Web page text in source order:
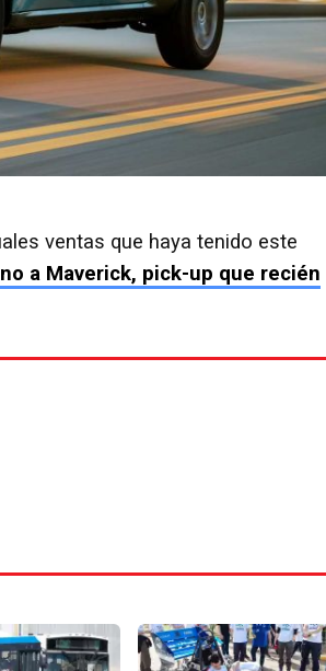
ventas que haya tenido este
a Maverick, pick-up que recién